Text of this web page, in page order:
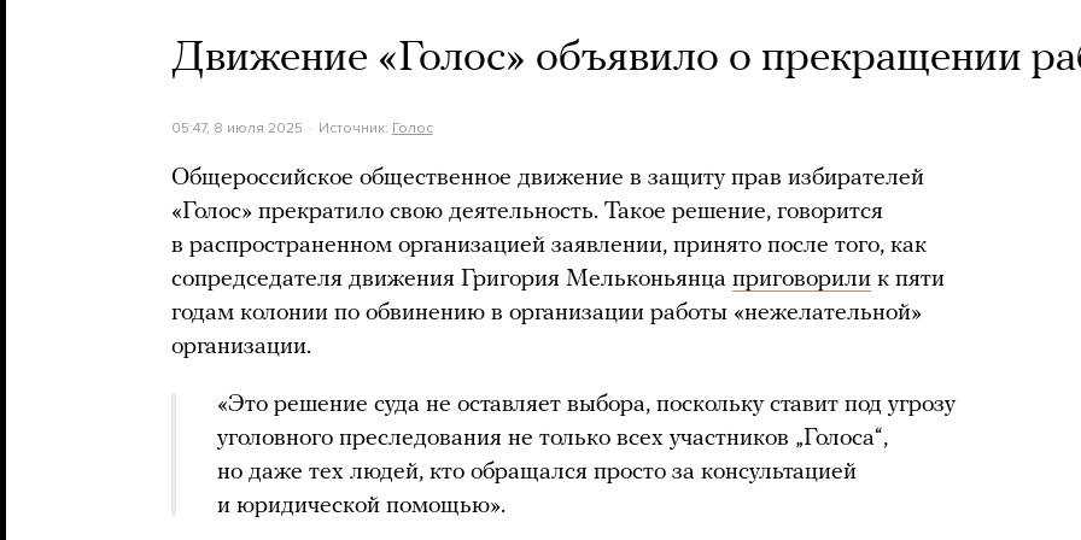
Движение «Голос» объявило о прекращении
05:47, 8 июля 2025 Источник: Голос
Общероссийское общественное движение в защиту прав избирателей
«Голос» прекратило свою деятельность. Такое решение, говорится
в распространенном организацией заявлении, принято после того, как
сопредседателя движения Григория Мельконьянца приговорили к пяти
годам колонии по обвинению в организации работы «нежелательной»
организации.
«Это решение суда не оставляет выбора, поскольку ставит под угрозу
уголовного преследования не только всех участников „Голоса“,
но даже тех людей, кто обращался просто за консультацией
и юридической помощью».